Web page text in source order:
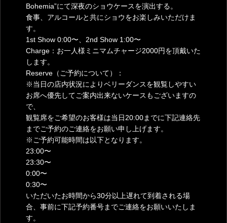
Bohemia”にて深夜のショウケースを演出する。
食事、アルコールと共にショウをお楽しみいただけま
す。
1st Show 0:00〜、2nd Show 1:00〜
Charge：お一人様ミニマムチャージ2000円を頂戴いた
します。
Reserve（ご予約について）：
※当日の店内状況によりベリーダンスを観覧しやすい
お席へ優先してご案内出来ないケースもございますの
で、
観覧席をご希望のお客様は当日20:00までに下記連絡先
までご予約のご連絡をお願い申し上げます。
※ご予約可能時間は以下となります。
23:00〜
23:30〜
0:00〜
0:30〜
いただいたお時間から30分以上遅れて到着される場
合、事前に下記予約番号までご連絡をお願いいたしま
す。